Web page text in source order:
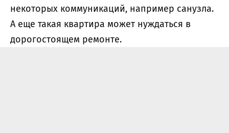
некоторых коммуникаций, например санузла.
А еще такая квартира может нуждаться в
дорогостоящем ремонте.